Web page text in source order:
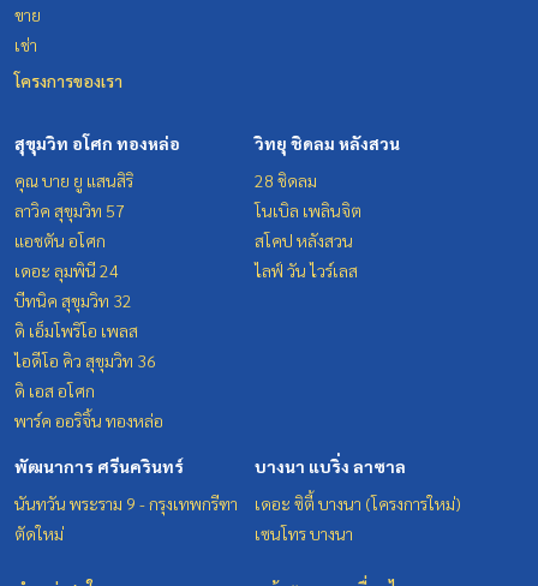
ขาย
เช่า
โครงการของเรา
สุขุมวิท อโศก ทองหล่อ
คุณ บาย ยู แสนสิริ
ลาวิค สุขุมวิท 57
แอชตัน อโศก
เดอะ ลุมพินี 24
บีทนิค สุขุมวิท 32
ดิ เอ็มโพริโอ เพลส
ไอดีโอ คิว สุขุมวิท 36
ดิ เอส อโศก
พาร์ค ออริจิ้น ทองหล่อ
วิทยุ ชิดลม หลังสวน
28 ชิดลม
โนเบิล เพลินจิต
สโคป หลังสวน
ไลฟ์ วัน ไวร์เลส
พัฒนาการ ศรีนครินทร์
นันทวัน พระราม 9 - กรุงเทพกรีฑา
ตัดใหม่
บางนา แบริ่ง ลาซาล
เดอะ ซิตี้ บางนา (โครงการใหม่)
เซนโทร บางนา